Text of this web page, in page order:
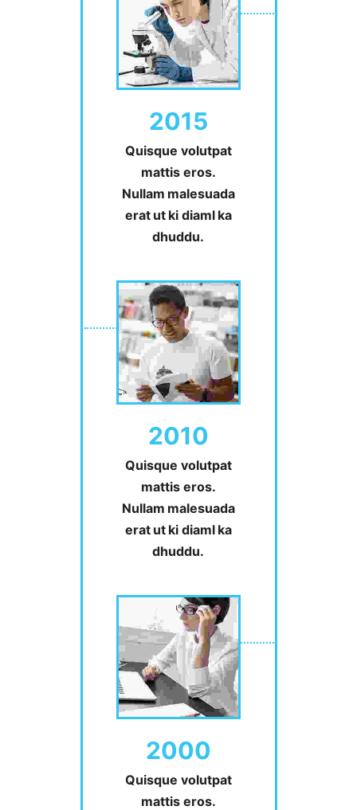
2015
Quisque volutpat
mattis eros.
Nullam malesuada
erat ut ki diaml ka
dhuddu.
2010
Quisque volutpat
mattis eros.
Nullam malesuada
erat ut ki diaml ka
dhuddu.
2000
Quisque volutpat
mattis eros.